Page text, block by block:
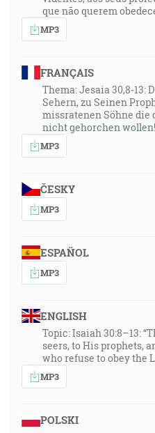
que não querem
MP3
FRANÇAIS
Thema: Jesaia 30,8-13:
Sehern, zu Seinen
missratenen Söhne die
nicht gehorchen wollen!
MP3
ČESKY
MP3
ESPAÑOL
MP3
ENGLISH
Topic: Isaiah 30:8–13:
seers, to His prophets,
who refuse to obey the
MP3
POLSKI